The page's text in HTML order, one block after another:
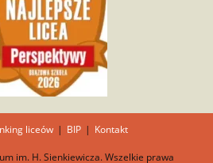
liceów BIP Kontakt
im. H. Sienkiewicza. Wszelkie prawa